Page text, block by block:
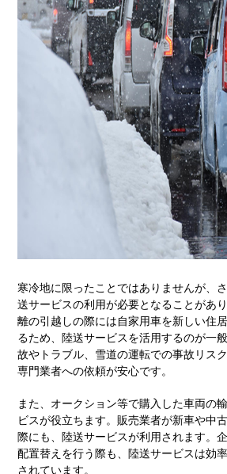
寒冷地に限ったことではありませんが、
送サービスの利用が必要となることがあ
離の引越しの際には自家用車を新しい住
るため、陸送サービスを活用するのが一
故やトラブル、雪道の運転での事故リス
専門業者への依頼が安心です。
また、オークション等で購入した車両の
ビスが役立ちます。販売業者が新車や中
際にも、陸送サービスが利用されます。
配置替えを行う際も、陸送サービスは効
されています。